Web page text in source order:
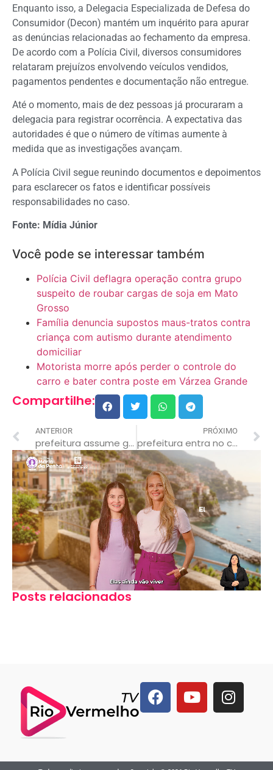
Enquanto isso, a Delegacia Especializada de Defesa do
Consumidor (Decon) mantém um inquérito para apurar
as denúncias relacionadas ao fechamento da empresa.
De acordo com a Polícia Civil, diversos consumidores
relataram prejuízos envolvendo veículos vendidos,
pagamentos pendentes e documentação não entregue.
Até o momento, mais de dez pessoas já procuraram a
delegacia para registrar ocorrência. A expectativa das
autoridades é que o número de vítimas aumente à
medida que as investigações avançam.
A Polícia Civil segue reunindo documentos e depoimentos
para esclarecer os fatos e identificar possíveis
responsabilidades no caso.
Fonte: Mídia Júnior
Você pode se interessar também
Polícia Civil deflagra operação contra grupo
suspeito de roubar cargas de soja em Mato
Grosso
Família denuncia supostos maus-tratos contra
criança com autismo durante atendimento
domiciliar
Motorista morre após perder o controle do
carro e bater contra poste em Várzea Grande
Compartilhe:
ANTERIOR
prefeitura assume gestão de lar de idosos após denúncias de abandono em rondonópolis
PRÓXIMO
prefeitura entra no clima da copa e transforma bola gigante em atração no paço municipal
Posts relacionados